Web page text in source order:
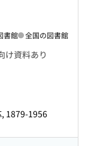
け資料あり
書館 全国の図書館
1879-1956